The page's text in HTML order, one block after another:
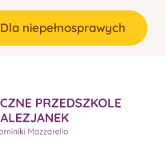
Dla niepełnosprawych